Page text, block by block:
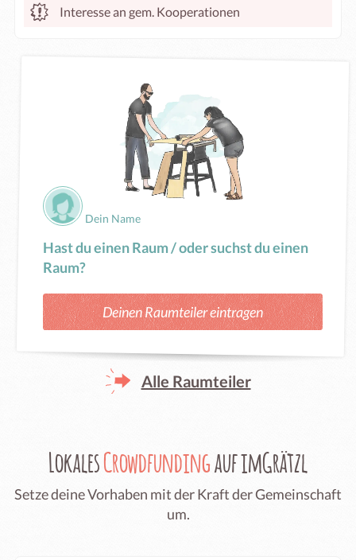
Interesse an gem. Kooperationen
Dein Name
Hast du einen Raum / oder suchst du einen
Raum?
Deinen Raumteiler eintragen
Alle Raumteiler
LokalesCrowdfundingauf imGrätzl
Setze deine Vorhaben mit der Kraft der Gemeinschaft
um.